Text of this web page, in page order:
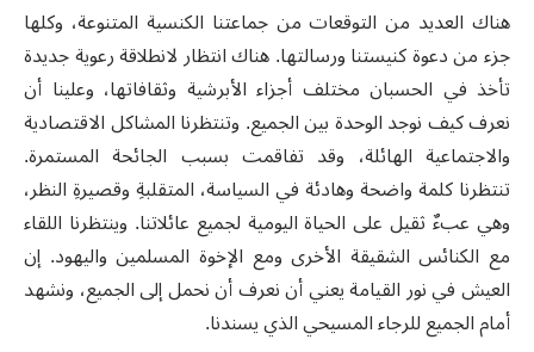
هناك العديد من التوقعات من جماعتنا الكنسية المتنوعة، وكلها
جزء من دعوة كنيستنا ورسالتها. هناك انتظار لانطلاقة رعوية جديدة
تأخذ في الحسبان مختلف أجزاء الأبرشية وثقافاتها، وعلينا أن
نعرف كيف نوجد الوحدة بين الجميع. وتنتظرنا المشاكل الاقتصادية
والاجتماعية الهائلة، وقد تفاقمت بسبب الجائحة المستمرة.
تنتظرنا كلمة واضحة وهادئة في السياسة، المتقلبةِ وقصيرةِ النظر،
وهي عبءٌ ثقيل على الحياة اليومية لجميع عائلاتنا. وينتظرنا اللقاء
مع الكنائس الشقيقة الأخرى ومع الإخوة المسلمين واليهود. إن
العيش في نور القيامة يعني أن نعرف أن نحمل إلى الجميع، ونشهد
أمام الجميع للرجاء المسيحي الذي يسندنا.